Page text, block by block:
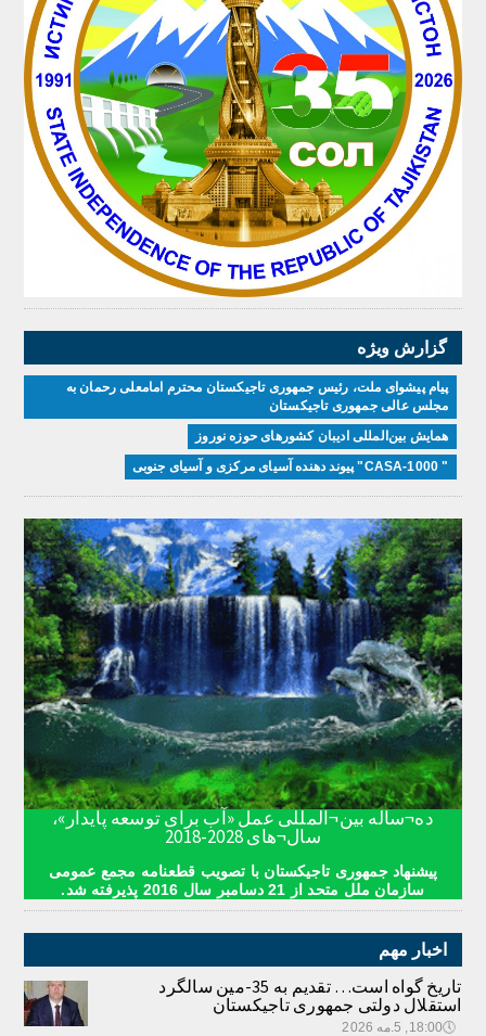
گزارش ویژه
پیام پیشوای ملت، رئیس جمهوری تاجیکستان محترم امامعلی رحمان به
مجلس عالی جمهوری تاجیکستان
همایش بین‌المللی ادیبان کشور‌های حوزه نوروز
" CASA-1000" پیوند دهنده آسیای مرکزی و آسیای جنوبی
ده¬ساله بین¬المللی عمل «آب برای توسعه پایدار»،
سال¬های 2028-2018
پیشنهاد جمهوری تاجیکستان با تصویب قطعنامه مجمع عمومی
سازمان ملل متحد از 21 دسامبر سال 2016 پذیرفته شد.
اخبار مهم
تاریخ گواه است… تقدیم به 35-مین سالگرد
استقلال دولتی جمهوری تاجیکستان
🕔18:00, 5.مه 2026